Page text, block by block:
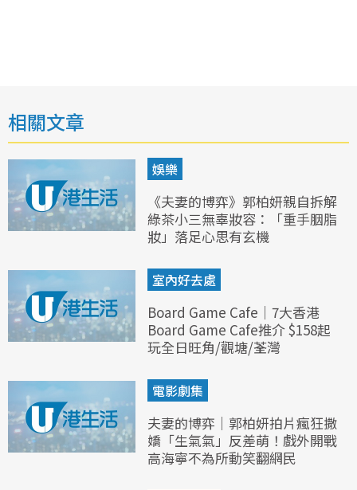
相關文章
娛樂
《夫妻的博弈》郭柏妍親自拆解
綠茶小三無辜妝容：「重手胭脂
妝」落足心思有玄機
室內好去處
Board Game Cafe｜7大香港
Board Game Cafe推介 $158起
玩全日旺角/觀塘/荃灣
電影劇集
夫妻的博弈｜郭柏妍拍片瘋狂撒
嬌「生氣氣」反差萌！戲外開戰
高海寧不為所動笑翻網民